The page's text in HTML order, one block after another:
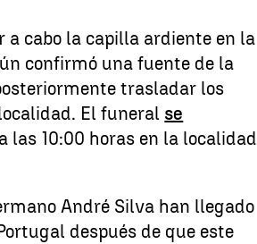
a cabo la capilla ardiente en la
confirmó una fuente de la
trasladar los
El funeral se
las 10:00 horas en la localidad
André Silva han llegado
después de que este